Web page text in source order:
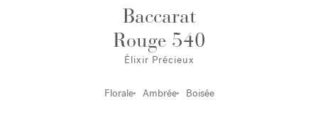
Baccarat
Rouge 540
Élixir Précieux
Florale Ambrée Boisée